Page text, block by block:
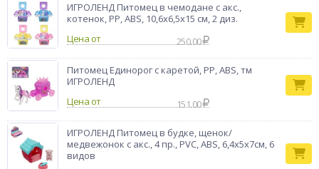
ИГРОЛЕНД Питомец в чемодане с акс.,
котенок, PP, ABS, 10,6х6,5х15 см, 2 диз.
Цена от
250.00
Питомец Единорог с каретой, PP, ABS, тм
ИГРОЛЕНД
Цена от
151.00
ИГРОЛЕНД Питомец в будке, щенок/
медвежонок с акс., 4 пр., PVC, ABS, 6,4х5х7см, 6
видов